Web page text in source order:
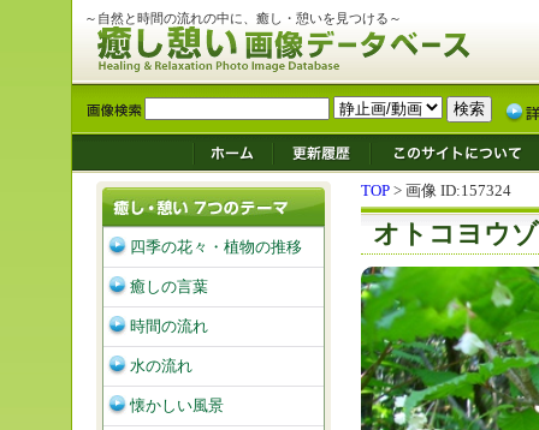
～自然と時間の流れの中に、癒し・憩いを見つける～
TOP > 画像 ID:157324
オトコヨウ
四季の花々・植物の推移
癒しの言葉
時間の流れ
水の流れ
懐かしい風景